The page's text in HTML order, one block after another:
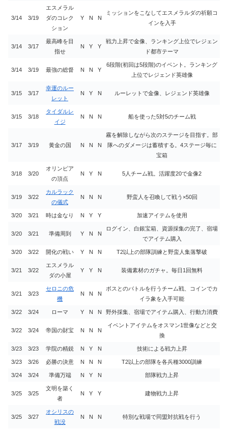
3/14 3/19
エスメラル
ダのコレク
ション
Y N N
ミッションをこなしてエスメラルダの祈願コ
インを入手
3/14 3/17
最高峰を目
指せ
N Y Y
戦力上昇で金像、ランキング上位でレジェン
ド都市テーマ
3/14 3/19 最強の総督 N N Y
6段階(初回は5段階)のイベント。ランキング
上位でレジェンド英雄像
3/15 3/17
幸運のルー
レット
N Y N ルーレットで金像、レジェンド英雄像
3/15 3/18
タイダルレ
イジ
N N N 船を使った5対5のチーム戦
3/17 3/19 黄金の国 N N N
霧を解除しながら次のステージを目指す。部
隊へのダメージは蓄積する。4ステージ毎に
宝箱
3/18 3/20
オリンピア
の頂点
N Y N 5人チーム戦。活躍度20で金像2
3/19 3/22
カルラック
の儀式
N N N 野蛮人を召喚して戦う×50回
3/20 3/21 時は金なり N Y Y 加速アイテムを使用
3/20 3/21 準備周到 Y N N
ログイン、白銀宝箱、資源採集の完了、宿場
でアイテム購入
3/20 3/22 開化の戦い Y N N T2以上の部隊訓練と野蛮人集落撃破
3/21 3/22
エスメラル
ダの小屋
Y Y N 装備素材のガチャ。毎日1回無料
3/21 3/23
セロニの危
機
N N N
ボスとのバトルを行うチーム戦、コインでカ
イラ象を入手可能
3/22 3/24 ローマ Y N N 野外採集、宿場でアイテム購入、行動力消費
3/22 3/24 帝国の財宝 N N N
イベントアイテムをオスマン1世像などと交
換
3/23 3/23 学院の精鋭 N Y N 技術による戦力上昇
3/23 3/26 必勝の決意 N N N T2以上の部隊を各兵種3000訓練
3/24 3/24 準備万端 N Y N 部隊戦力上昇
3/25 3/25
文明を築く
者
N Y Y 建物戦力上昇
3/25 3/27
オシリスの
戦没
N N N 特別な戦場で同盟対抗戦を行う